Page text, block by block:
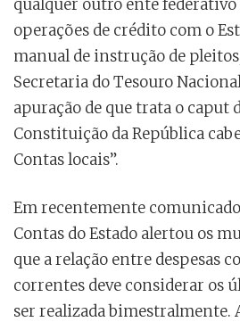
qualquer outro ente federativo
operações de crédito com o
manual de instrução de
Secretaria do Tesouro
apuração de que trata o caput
Constituição da República
Contas locais”.
Em recentemente
Contas do Estado alertou os
que a relação entre despesas
correntes deve considerar os
ser realizada bimestralmente.